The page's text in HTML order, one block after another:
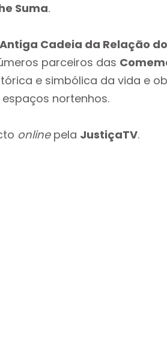
Suma.
Cadeia da Relação
parceiros das
e simbólica da vida e
nortenhos.
onlinepela JustiçaTV.